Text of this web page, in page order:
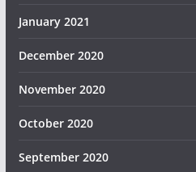
January 2021
December 2020
November 2020
October 2020
September 2020